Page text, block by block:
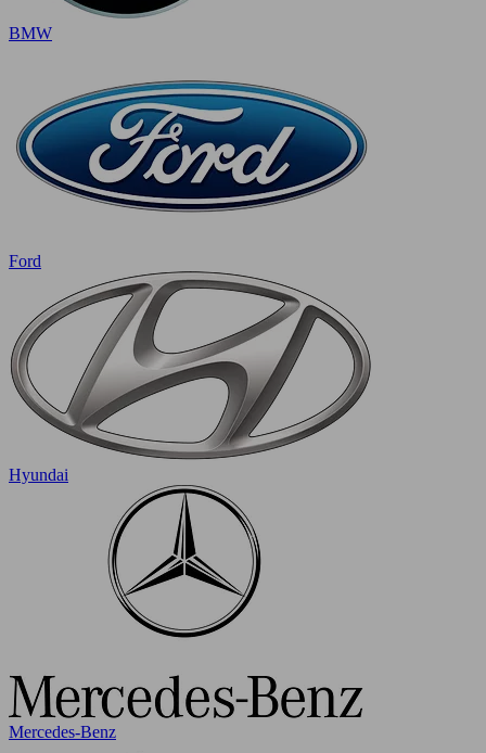
BMW
Ford
Hyundai
Mercedes-Benz